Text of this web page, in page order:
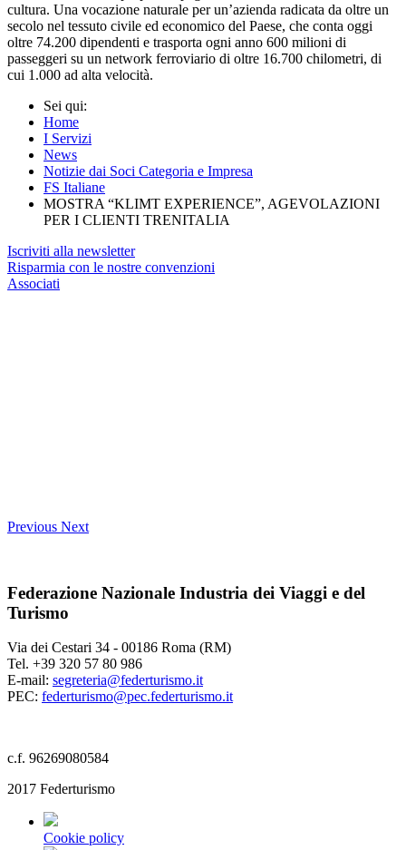
cultura. Una vocazione naturale per un’azienda radicata da oltre un
secolo nel tessuto civile ed economico del Paese, che conta oggi
oltre 74.200 dipendenti e trasporta ogni anno 600 milioni di
passeggeri su un network ferroviario di oltre 16.700 chilometri, di
cui 1.000 ad alta velocità.
Sei qui:
Home
I Servizi
News
Notizie dai Soci Categoria e Impresa
FS Italiane
MOSTRA “KLIMT EXPERIENCE”, AGEVOLAZIONI
PER I CLIENTI TRENITALIA
Iscriviti alla newsletter
Risparmia con le nostre convenzioni
Associati
Previous Next
Federazione Nazionale Industria dei Viaggi e del
Turismo
Via dei Cestari 34 - 00186 Roma (RM)
Tel. +39 320 57 80 986
E-mail: segreteria@federturismo.it
PEC: federturismo@pec.federturismo.it
c.f. 96269080584
2017 Federturismo
Cookie policy